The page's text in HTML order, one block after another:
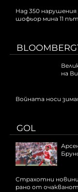
Над 350 нарушения
шофьор мина 11
на
Войната носи
GOL
Страхотни новини
рано от